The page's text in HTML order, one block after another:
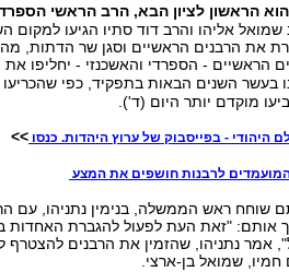
הוא הראשון לציון הבא, הרב הראשי
שמואל אליהו והרב דוד סתיו הגיעו למקום
את הרבנים הראשיים וסגן שר הדתות, מה
הראשיים - הספרדי והאשכנזי - יחליפו
מוקדם יותר היום (ד').
היהודי - בפייסבוק של ערוץ היהדות. כנסו >>
לרבנות חושפים את המצע
שוחח ראש הממשלה, בנימין נתניהו, עם
אותם: "זאת העת לפעול להגברת האחדות
אמר נתניהו, שהזמין את הרבנים להצטרף
שמואל בן-ארצי.